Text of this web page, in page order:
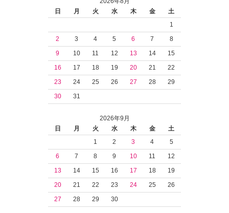
日
月 火 水 木 金
土
1
2
3 4 5 6 7
8
9
10 11 12 13 14
15
16
17 18 19 20 21
22
23
24 25 26 27 28
29
30
31
2026年9月
日
月 火 水 木 金
土
1
2 3 4
5
6
7 8 9 10 11
12
13
14 15 16 17 18
19
20
21 22 23 24 25
26
27
28 29 30